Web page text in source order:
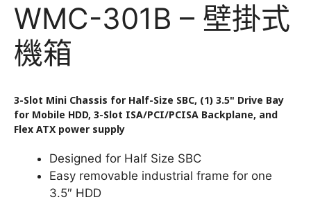
WMC-301B – 壁掛式
機箱
3-Slot Mini Chassis for Half-Size SBC, (1) 3.5" Drive Bay
for Mobile HDD, 3-Slot ISA/PCI/PCISA Backplane, and
Flex ATX power supply
Designed for Half Size SBC
Easy removable industrial frame for one
3.5″ HDD